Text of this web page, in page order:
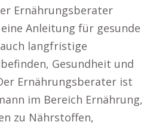
Ernährungsberater
Anleitung für gesunde
langfristige
Gesundheit und
Ernährungsberater ist
im Bereich Ernährung,
zu Nährstoffen,